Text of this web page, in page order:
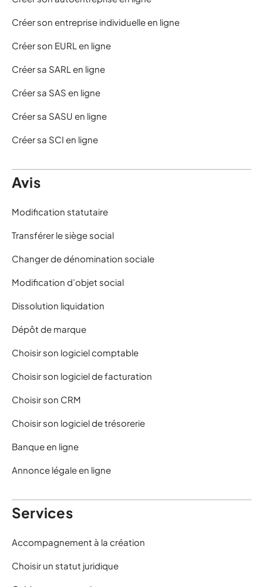
Créer son entreprise individuelle en ligne
Créer son EURL en ligne
Créer sa SARL en ligne
Créer sa SAS en ligne
Créer sa SASU en ligne
Créer sa SCI en ligne
Avis
Modification statutaire
Transférer le siège social
Changer de dénomination sociale
Modification d’objet social
Dissolution liquidation
Dépôt de marque
Choisir son logiciel comptable
Choisir son logiciel de facturation
Choisir son CRM
Choisir son logiciel de trésorerie
Banque en ligne
Annonce légale en ligne
Services
Accompagnement à la création
Choisir un statut juridique